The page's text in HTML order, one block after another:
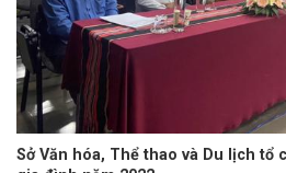
Sở Văn hóa, Thể thao và Du lịch tổ